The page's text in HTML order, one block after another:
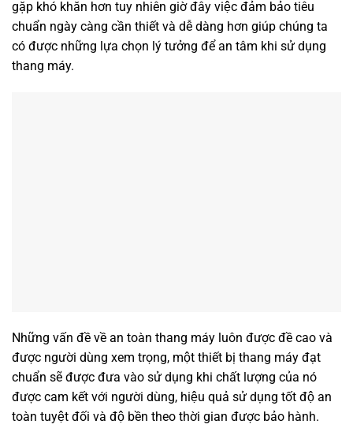
gặp khó khăn hơn tuy nhiên giờ đây việc đảm bảo tiêu
chuẩn ngày càng cần thiết và dễ dàng hơn giúp chúng ta
có được những lựa chọn lý tưởng để an tâm khi sử dụng
thang máy.
Những vấn đề về an toàn thang máy luôn được đề cao và
được người dùng xem trọng, một thiết bị thang máy đạt
chuẩn sẽ được đưa vào sử dụng khi chất lượng của nó
được cam kết với người dùng, hiệu quả sử dụng tốt độ an
toàn tuyệt đối và độ bền theo thời gian được bảo hành.